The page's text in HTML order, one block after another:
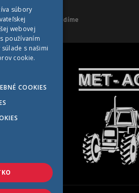
a my Vám poradíme
GERMAN
HUNGARIAN
súbory
webovej
používaním
s našimi
cookie.
COOKIES